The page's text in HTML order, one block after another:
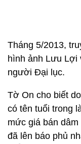
Tháng 5/2013,
hình ảnh Lưu Lợi
người Đại lục.
Tờ On cho biết
có tên tuổi trong
mức giá bán
đã lên báo phủ